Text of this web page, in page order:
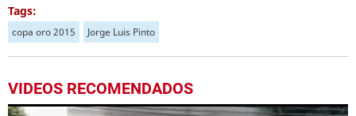
Tags:
copa oro 2015 Jorge Luis Pinto
VIDEOS RECOMENDADOS